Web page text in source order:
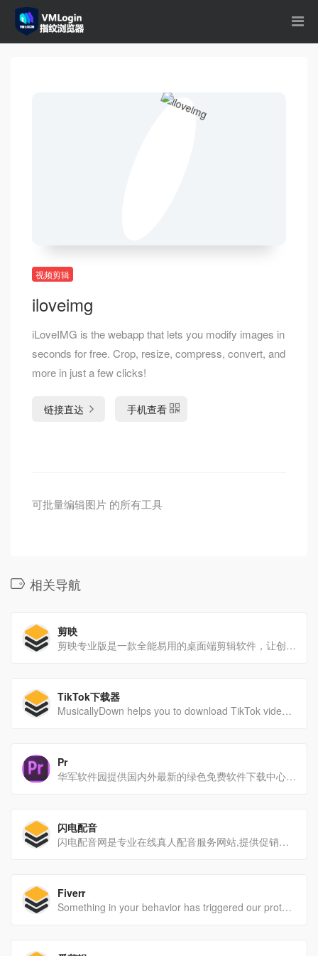
视频剪辑
iloveimg
iLoveIMG is the webapp that lets you modify images in
seconds for free. Crop, resize, compress, convert, and
more in just a few clicks!
链接直达 手机查看
可批量编辑图片 的所有工具
相关导航
剪映
剪映专业版是一款全能易用的桌面端剪辑软件，让创作更简单。剪映官网为您提供剪映专业版免费下载服务，专业版包括Windows端与Mac端，快来体验吧！
TikTok下载器
MusicallyDown helps you to download TikTok videos No Watermark Free. Download TikTok videos and audio MP3 from any device in two taps!
Pr
华军软件园提供国内外最新的绿色免费软件下载中心，其中包含电脑软件、苹果应用、安卓应用等免费电脑/手机软件下载。想了解绿色免费软件下载更多内容，尽在华军软件下载!
闪电配音
闪电配音网是专业在线真人配音服务网站,提供促销广告,宣传片,视频,课件,动画,模仿,外语,粤语,方言,绘本,有声书,童声等全类型文稿的音频制作,解决您在配音时遇到的配音价格多少钱,配音案例试听,配音软件哪个好等问题。
Fiverr
Something in your behavior has triggered our protection systems - we apologise for any inconvenience this process may have caused.